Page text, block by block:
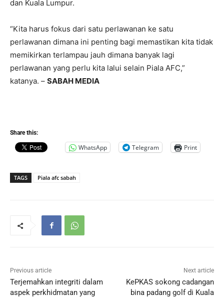
dan Kuala Lumpur.
“Kita harus fokus dari satu perlawanan ke satu
perlawanan dimana ini penting bagi memastikan kita tidak
memikirkan terlampau jauh dimana banyak lagi
perlawanan yang perlu kita lalui selain Piala AFC,”
katanya. – SABAH MEDIA
Share this:
WhatsApp Telegram Print
TAGS Piala afc sabah
Previous article
Terjemahkan integriti dalam
aspek perkhidmatan yang
Next article
KePKAS sokong cadangan
bina padang golf di Kuala